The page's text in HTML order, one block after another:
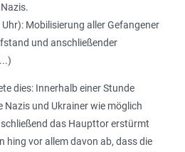
Mobilisierung aller Gefangener
und anschließender
dies: Innerhalb einer Stunde
Nazis und Ukrainer wie möglich
das Haupttor erstürmt
hing vor allem davon ab, dass die